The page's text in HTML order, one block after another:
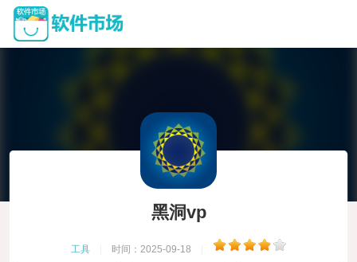
黑洞vp
工具 时间：2025-09-18